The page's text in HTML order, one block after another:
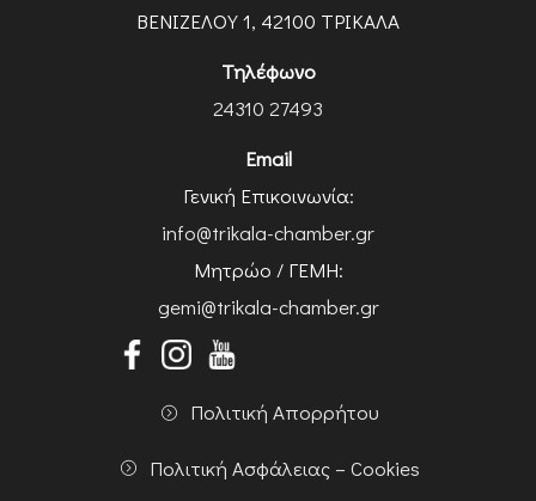
ΒΕΝΙΖΕΛΟΥ 1, 42100 ΤΡΙΚΑΛΑ
Τηλέφωνο
24310 27493
Email
Γενική Επικοινωνία:
info@trikala-chamber.gr
Μητρώο / ΓΕΜΗ:
gemi@trikala-chamber.gr
Πολιτική Απορρήτου
Πολιτική Ασφάλειας – Cookies